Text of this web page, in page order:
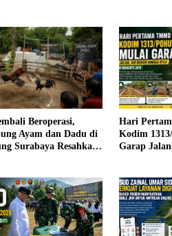
Beroperasi,
Ayam dan Dadu di
Surabaya Resahkan
Hari
Kodim
Garap